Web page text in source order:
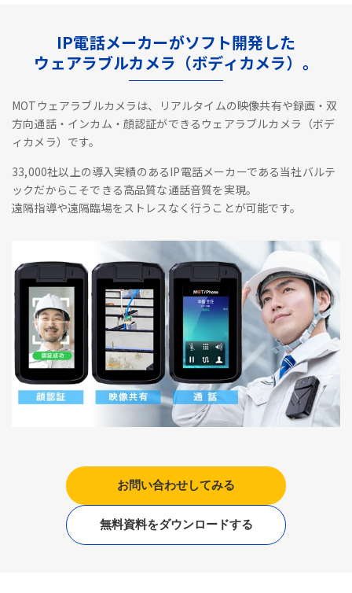
IP電話メーカーがソフト開発した
ウェアラブルカメラ（ボディカメラ）。
MOTウェアラブルカメラは、リアルタイムの映像共有や録画・双
方向通話・インカム・顔認証ができるウェアラブルカメラ（ボデ
ィカメラ）です。
33,000社以上の導入実績のあるIP電話メーカーである当社バルテ
ックだからこそできる高品質な通話音質を実現。
遠隔指導や遠隔臨場をストレスなく行うことが可能です。
お問い合わせしてみる
無料資料をダウンロードする